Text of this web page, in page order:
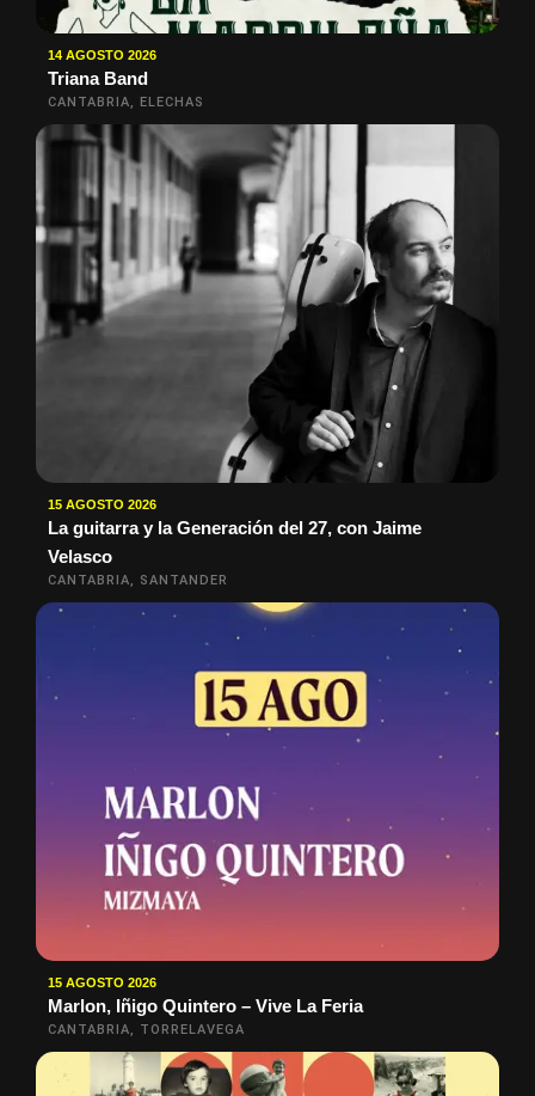
14 AGOSTO 2026
Triana Band
CANTABRIA, ELECHAS
15 AGOSTO 2026
La guitarra y la Generación del 27, con Jaime
Velasco
CANTABRIA, SANTANDER
15 AGOSTO 2026
Marlon, Iñigo Quintero – Vive La Feria
CANTABRIA, TORRELAVEGA